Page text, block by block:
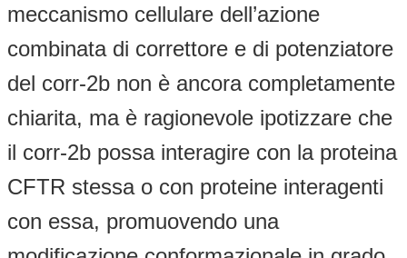
meccanismo cellulare dell’azione
combinata di correttore e di potenziatore
del corr-2b non è ancora completamente
chiarita, ma è ragionevole ipotizzare che
il corr-2b possa interagire con la proteina
CFTR stessa o con proteine interagenti
con essa, promuovendo una